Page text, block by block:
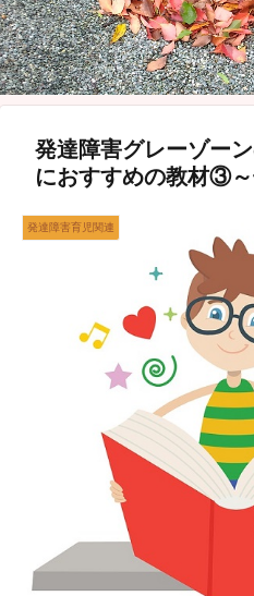
発達障害グレーゾー
におすすめの教材③
発達障害育児関連